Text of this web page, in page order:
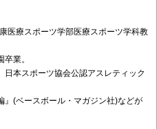
医療スポーツ学部医療スポーツ学科教
業。
本スポーツ協会公認アスレティック
』(ベースボール・マガジン社)などが